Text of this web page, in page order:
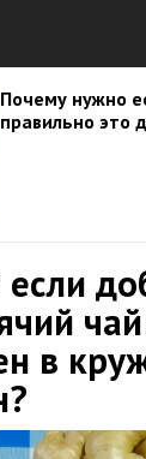
Почему нужно
правильно это
в